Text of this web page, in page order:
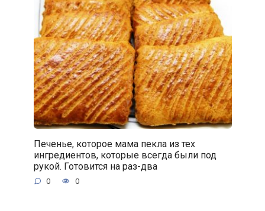
Печенье, которое мама пекла из тех
ингредиентов, которые всегда были под
рукой. Готовится на раз-два
0 0